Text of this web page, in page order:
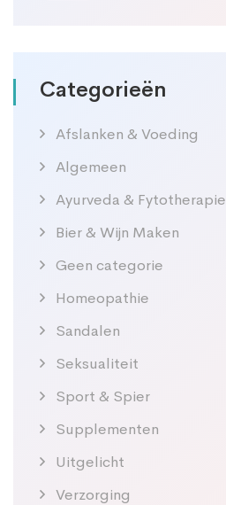
Categorieën
Afslanken & Voeding
Algemeen
Ayurveda & Fytotherapie
Bier & Wijn Maken
Geen categorie
Homeopathie
Sandalen
Seksualiteit
Sport & Spier
Supplementen
Uitgelicht
Verzorging